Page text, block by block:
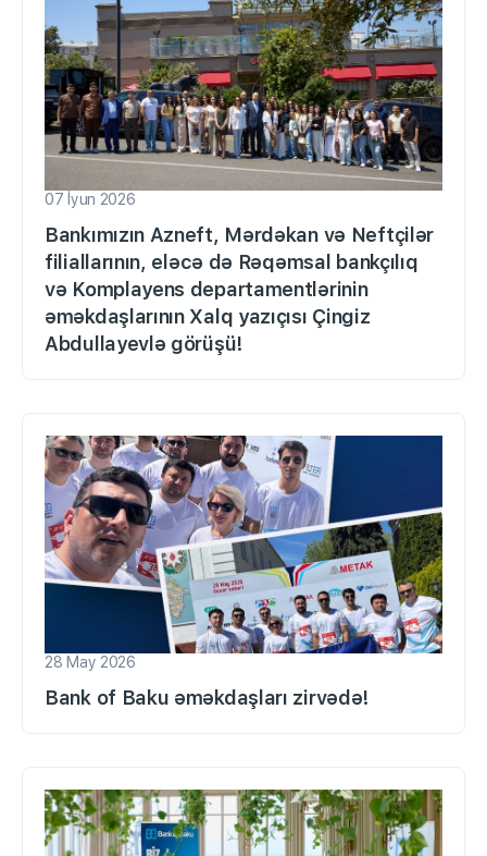
07 İyun 2026
Bankımızın Azneft, Mərdəkan və Neftçilər
filiallarının, eləcə də Rəqəmsal bankçılıq
və Komplayens departamentlərinin
əməkdaşlarının Xalq yazıçısı Çingiz
Abdullayevlə görüşü!
28 May 2026
Bank of Baku əməkdaşları zirvədə!